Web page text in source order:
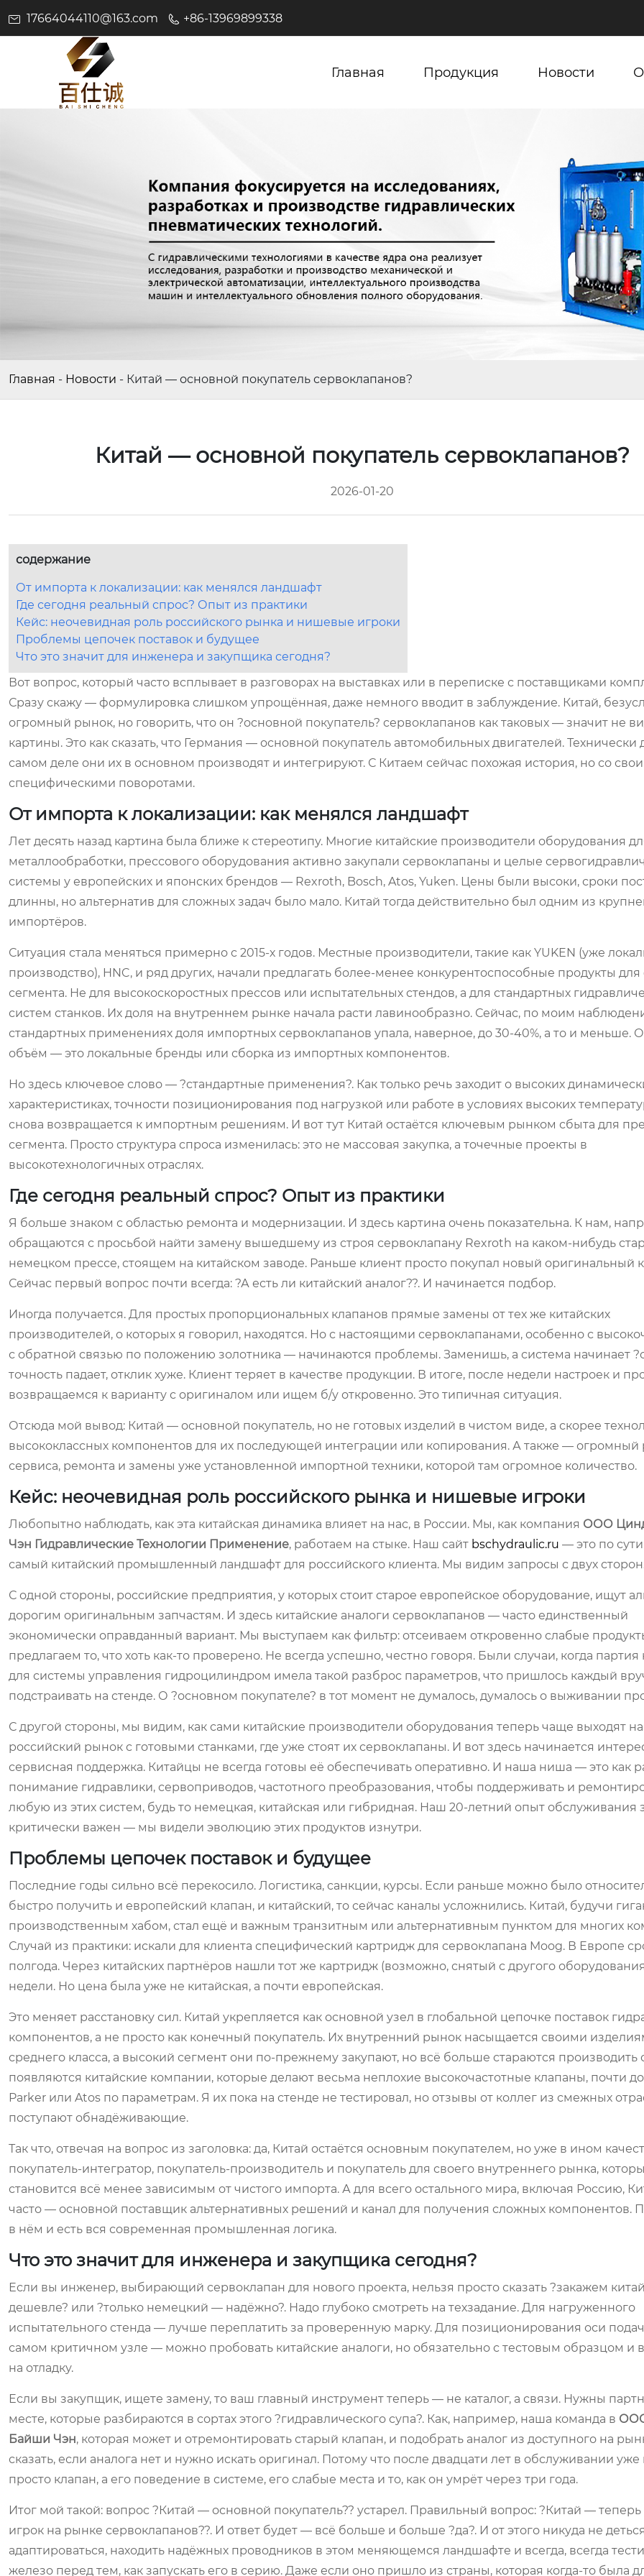
17664044110@163.com +86-13969899338
Главная Продукция Новости
Главная - Новости - Китай — основной покупатель сервоклапанов?
Китай — основной покупатель сервоклапанов?
2026-01-20
содержание
От импорта к локализации: как менялся ландшафт
Где сегодня реальный спрос? Опыт из практики
Кейс: неочевидная роль российского рынка и нишевые игроки
Проблемы цепочек поставок и будущее
Что это значит для инженера и закупщика сегодня?
Вот вопрос, который часто всплывает в разговорах на выставках или в переписке с поставщиками
Сразу скажу — формулировка слишком упрощённая, даже немного вводит в заблуждение. Китай,
огромный рынок, но говорить, что он ?основной покупатель? сервоклапанов как таковых — значит не
картины. Это как сказать, что Германия — основной покупатель автомобильных двигателей. Технически
самом деле они их в основном производят и интегрируют. С Китаем сейчас похожая история, но со
специфическими поворотами.
От импорта к локализации: как менялся ландшафт
Лет десять назад картина была ближе к стереотипу. Многие китайские производители оборудования
металлообработки, прессового оборудования активно закупали сервоклапаны и целые
системы у европейских и японских брендов — Rexroth, Bosch, Atos, Yuken. Цены были высоки, сроки
длинны, но альтернатив для сложных задач было мало. Китай тогда действительно был одним из
импортёров.
Ситуация стала меняться примерно с 2015-х годов. Местные производители, такие как YUKEN (уже
производство), HNC, и ряд других, начали предлагать более-менее конкурентоспособные продукты для
сегмента. Не для высокоскоростных прессов или испытательных стендов, а для стандартных
систем станков. Их доля на внутреннем рынке начала расти лавинообразно. Сейчас, по моим
стандартных применениях доля импортных сервоклапанов упала, наверное, до 30-40%, а то и меньше.
объём — это локальные бренды или сборка из импортных компонентов.
Но здесь ключевое слово — ?стандартные применения?. Как только речь заходит о высоких
характеристиках, точности позиционирования под нагрузкой или работе в условиях высоких
снова возвращается к импортным решениям. И вот тут Китай остаётся ключевым рынком сбыта для
сегмента. Просто структура спроса изменилась: это не массовая закупка, а точечные проекты в
высокотехнологичных отраслях.
Где сегодня реальный спрос? Опыт из практики
Я больше знаком с областью ремонта и модернизации. И здесь картина очень показательна. К нам,
обращаются с просьбой найти замену вышедшему из строя сервоклапану Rexroth на каком-нибудь
немецком прессе, стоящем на китайском заводе. Раньше клиент просто покупал новый оригинальный
Сейчас первый вопрос почти всегда: ?А есть ли китайский аналог??. И начинается подбор.
Иногда получается. Для простых пропорциональных клапанов прямые замены от тех же китайских
производителей, о которых я говорил, находятся. Но с настоящими сервоклапанами, особенно с
с обратной связью по положению золотника — начинаются проблемы. Заменишь, а система начинает
точность падает, отклик хуже. Клиент теряет в качестве продукции. В итоге, после недели настроек и
возвращаемся к варианту с оригиналом или ищем б/у откровенно. Это типичная ситуация.
Отсюда мой вывод: Китай — основной покупатель, но не готовых изделий в чистом виде, а скорее
высококлассных компонентов для их последующей интеграции или копирования. А также — огромный
сервиса, ремонта и замены уже установленной импортной техники, которой там огромное количество.
Кейс: неочевидная роль российского рынка и нишевые игроки
Любопытно наблюдать, как эта китайская динамика влияет на нас, в России. Мы, как компания ООО
Чэн Гидравлические Технологии Применение, работаем на стыке. Наш сайт bschydraulic.ru — это по
самый китайский промышленный ландшафт для российского клиента. Мы видим запросы с двух
С одной стороны, российские предприятия, у которых стоит старое европейское оборудование, ищут
дорогим оригинальным запчастям. И здесь китайские аналоги сервоклапанов — часто единственный
экономически оправданный вариант. Мы выступаем как фильтр: отсеиваем откровенно слабые
предлагаем то, что хоть как-то проверено. Не всегда успешно, честно говоря. Были случаи, когда партия
для системы управления гидроцилиндром имела такой разброс параметров, что пришлось каждый
подстраивать на стенде. О ?основном покупателе? в тот момент не думалось, думалось о выживании
С другой стороны, мы видим, как сами китайские производители оборудования теперь чаще выходят на
российский рынок с готовыми станками, где уже стоят их сервоклапаны. И вот здесь начинается
сервисная поддержка. Китайцы не всегда готовы её обеспечивать оперативно. И наша ниша — это как
понимание гидравлики, сервоприводов, частотного преобразования, чтобы поддерживать и
любую из этих систем, будь то немецкая, китайская или гибридная. Наш 20-летний опыт обслуживания
критически важен — мы видели эволюцию этих продуктов изнутри.
Проблемы цепочек поставок и будущее
Последние годы сильно всё перекосило. Логистика, санкции, курсы. Если раньше можно было
быстро получить и европейский клапан, и китайский, то сейчас каналы усложнились. Китай, будучи
производственным хабом, стал ещё и важным транзитным или альтернативным пунктом для многих
Случай из практики: искали для клиента специфический картридж для сервоклапана Moog. В Европе
полгода. Через китайских партнёров нашли тот же картридж (возможно, снятый с другого
недели. Но цена была уже не китайская, а почти европейская.
Это меняет расстановку сил. Китай укрепляется как основной узел в глобальной цепочке поставок
компонентов, а не просто как конечный покупатель. Их внутренний рынок насыщается своими
среднего класса, а высокий сегмент они по-прежнему закупают, но всё больше стараются производить
появляются китайские компании, которые делают весьма неплохие высокочастотные клапаны, почти
Parker или Atos по параметрам. Я их пока на стенде не тестировал, но отзывы от коллег из смежных
поступают обнадёживающие.
Так что, отвечая на вопрос из заголовка: да, Китай остаётся основным покупателем, но уже в ином
покупатель-интегратор, покупатель-производитель и покупатель для своего внутреннего рынка,
становится всё менее зависимым от чистого импорта. А для всего остального мира, включая Россию,
часто — основной поставщик альтернативных решений и канал для получения сложных компонентов.
в нём и есть вся современная промышленная логика.
Что это значит для инженера и закупщика сегодня?
Если вы инженер, выбирающий сервоклапан для нового проекта, нельзя просто сказать ?закажем
дешевле? или ?только немецкий — надёжно?. Надо глубоко смотреть на техзадание. Для нагруженного
испытательного стенда — лучше переплатить за проверенную марку. Для позиционирования оси
самом критичном узле — можно пробовать китайские аналоги, но обязательно с тестовым образцом и
на отладку.
Если вы закупщик, ищете замену, то ваш главный инструмент теперь — не каталог, а связи. Нужны
месте, которые разбираются в сортах этого ?гидравлического супа?. Как, например, наша команда в
Байши Чэн, которая может и отремонтировать старый клапан, и подобрать аналог из доступного на
сказать, если аналога нет и нужно искать оригинал. Потому что после двадцати лет в обслуживании
просто клапан, а его поведение в системе, его слабые места и то, как он умрёт через три года.
Итог мой такой: вопрос ?Китай — основной покупатель?? устарел. Правильный вопрос: ?Китай —
игрок на рынке сервоклапанов??. И ответ будет — всё больше и больше ?да?. И от этого никуда не
адаптироваться, находить надёжных проводников в этом меняющемся ландшафте и всегда, всегда
железо перед тем, как запускать его в серию. Даже если оно пришло из страны, которая когда-то была